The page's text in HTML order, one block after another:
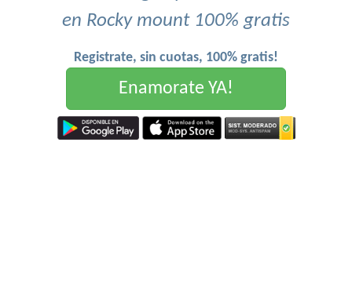
en Rocky mount 100% gratis
Registrate, sin cuotas, 100% gratis!
Enamorate YA!